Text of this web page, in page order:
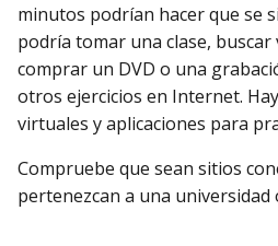
minutos podrían hacer que se
podría tomar una clase, buscar
comprar un DVD o una
otros ejercicios en Internet.
virtuales y aplicaciones para
Compruebe que sean sitios
pertenezcan a una universidad